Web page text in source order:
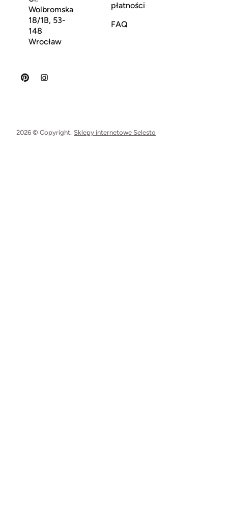
Wolbromska
18/1B, 53-
148
Wrocław
płatności
FAQ
2026 © Copyright. Sklepy internetowe Selesto